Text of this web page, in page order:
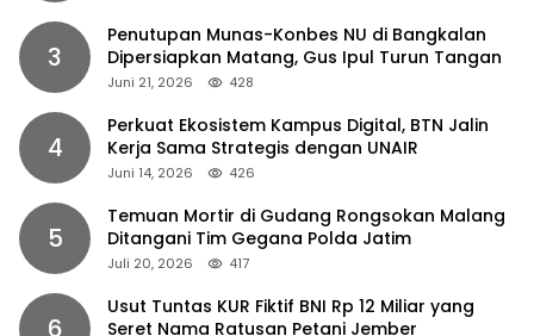
3
Penutupan Munas-Konbes NU di Bangkalan
Dipersiapkan Matang, Gus Ipul Turun Tangan
Juni 21, 2026 428
4
Perkuat Ekosistem Kampus Digital, BTN Jalin
Kerja Sama Strategis dengan UNAIR
Juni 14, 2026 426
5
Temuan Mortir di Gudang Rongsokan Malang
Ditangani Tim Gegana Polda Jatim
Juli 20, 2026 417
6
Usut Tuntas KUR Fiktif BNI Rp 12 Miliar yang
Seret Nama Ratusan Petani Jember